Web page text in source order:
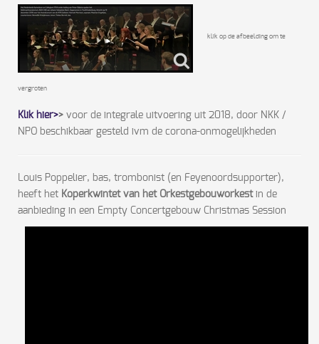
klik op de afbeelding om te
vergroten
Klik hier>> voor de integrale uitvoering uit 2018, door NKK /
NPO beschikbaar gesteld ivm de corona-onmogelijkheden
Louis Poppelier, bas, trombonist (en Feyenoordsupporter),
heeft het Koperkwintet van het Orkestgebouworkestin de
aanbieding in een Empty Concertgebouw Christmas Session